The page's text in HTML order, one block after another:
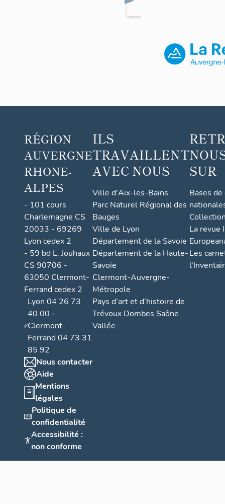
RÉGION
AUVERGNE
RHONE-
ALPES
- 101 cours
Charlemagne CS
20033 - 69269
Lyon cedex 2
- 59 bd L. Jouhaux
CS 90706 -
63050 Clermont-
Ferrand cedex 2
Lyon 04 26 73
40 00 -
Clermont-
Ferrand 04 73 31
85 92
Nous contacter
Aide
Mentions
légales
Politique de
confidentialité
Accessibilité :
non conforme
ILS
TRAVAILLENT
AVEC NOUS
Ville d'Aix-les-Bains
Parc Naturel Régional des
Bauges
Ville de Lyon
Département de la Savoie
Département de la Haute-
Savoie
Clermont-Auvergne-
Métropole
Pays d’art et d’histoire de
Trévoux Dombes Saône
Vallée
SUR
Bases
La revue
Les